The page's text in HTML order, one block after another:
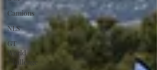
Camions
NLS
GT
World
Challenge